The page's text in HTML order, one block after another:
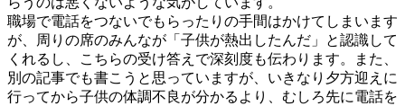
職場で電話をつないでもらったりの手間はかけてしまいます
が、周りの席のみんなが「子供が熱出したんだ」と認識して
くれるし、こちらの受け答えで深刻度も伝わります。また、
別の記事でも書こうと思っていますが、いきなり夕方迎えに
行ってから子供の体調不良が分かるより、むしろ先に電話を